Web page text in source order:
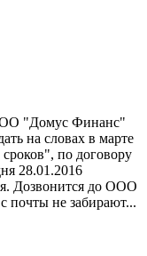
"Домус Финанс"
на словах в марте
по договору
28.01.2016
Дозвонится до ООО
почты не забирают...